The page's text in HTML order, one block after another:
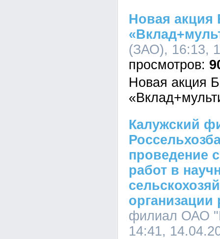
Новая акция
(ЗАО), 16:13,
Новая акция
Калужский
проведение
работ в
организации
филиал ОАО
14:41,